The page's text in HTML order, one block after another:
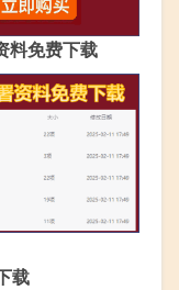
料免费下载
载